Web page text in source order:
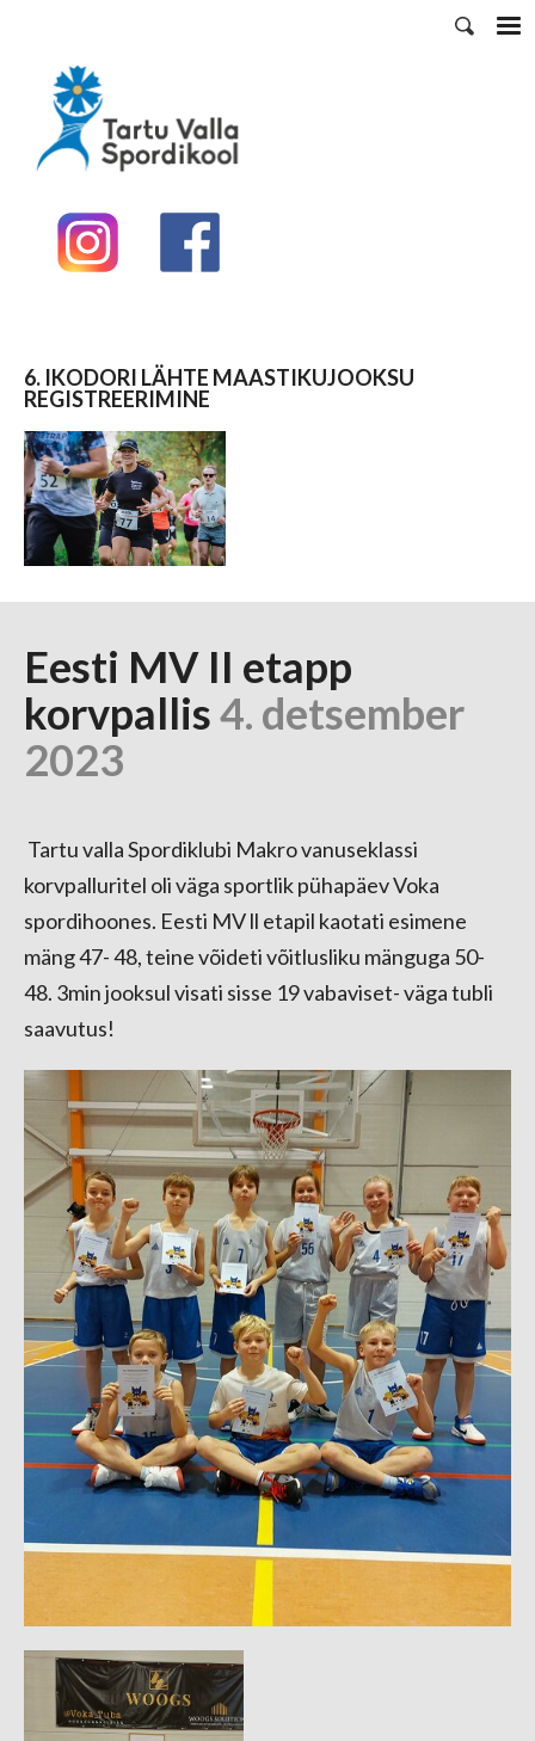
6. IKODORI LÄHTE MAASTIKUJOOKSU
REGISTREERIMINE
Eesti MV II etapp
korvpallis4. detsember
2023
Tartu valla Spordiklubi Makro vanuseklassi
korvpalluritel oli väga sportlik pühapäev Voka
spordihoones. Eesti MV ll etapil kaotati esimene
mäng 47- 48, teine võideti võitlusliku mänguga 50-
48. 3min jooksul visati sisse 19 vabaviset- väga tubli
saavutus!